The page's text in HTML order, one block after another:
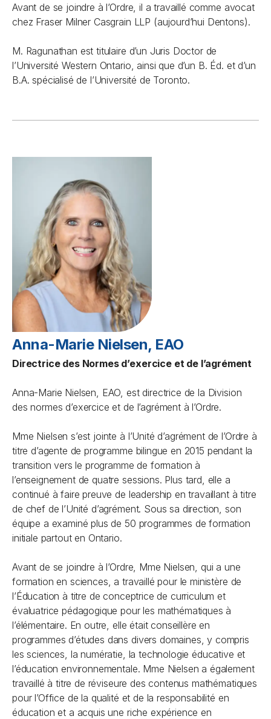
Avant de se joindre à l’Ordre, il a travaillé comme avocat
chez Fraser Milner Casgrain LLP (aujourd’hui Dentons).
M. Ragunathan est titulaire d’un Juris Doctor de
l’Université Western Ontario, ainsi que d’un B. Éd. et d’un
B.A. spécialisé de l’Université de Toronto.
Anna-Marie Nielsen, EAO
Directrice des Normes d’exercice et de l’agrément
Anna-Marie Nielsen, EAO, est directrice de la Division
des normes d’exercice et de l’agrément à l’Ordre.
Mme Nielsen s’est jointe à l’Unité d’agrément de l’Ordre à
titre d’agente de programme bilingue en 2015 pendant la
transition vers le programme de formation à
l’enseignement de quatre sessions. Plus tard, elle a
continué à faire preuve de leadership en travaillant à titre
de chef de l’Unité d’agrément. Sous sa direction, son
équipe a examiné plus de 50 programmes de formation
initiale partout en Ontario.
Avant de se joindre à l’Ordre, Mme Nielsen, qui a une
formation en sciences, a travaillé pour le ministère de
l’Éducation à titre de conceptrice de curriculum et
évaluatrice pédagogique pour les mathématiques à
l’élémentaire. En outre, elle était conseillère en
programmes d’études dans divers domaines, y compris
les sciences, la numératie, la technologie éducative et
l’éducation environnementale. Mme Nielsen a également
travaillé à titre de réviseure des contenus mathématiques
pour l’Office de la qualité et de la responsabilité en
éducation et a acquis une riche expérience en